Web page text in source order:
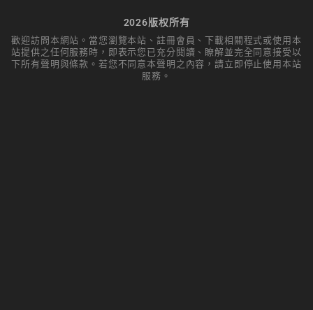
2026版权所有
歡迎訪問本網站。當您瀏覽本站、註冊會員、下載相關程式或使用本
站提供之任何服務時，即表示您已充分閱讀、瞭解並完全同意接受以
下所有聲明與條款。若您不同意本聲明之內容，請立即停止使用本站
服務。